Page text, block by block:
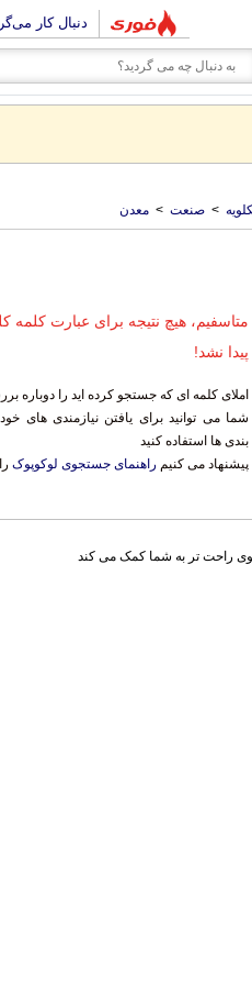
دنبال کار
> صنعت > معدن
متاسفیم، هیچ نتیجه برای عبارت کلمه
پیدا نشد!
املای کلمه ای که جستجو کرده اید را دوباره
شما می توانید برای یافتن نیازمندی های
بندی ها استفاده کنید
پیشنهاد می کنیم راهنمای جستجوی لوکوپوک
راحت تر به شما کمک می کند